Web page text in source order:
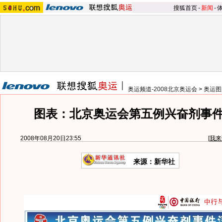
搜狐首页-新闻 -
奥运频道-2008北京奥运会 > 奥运
图表：北京奥运会第五例兴奋剂事
2008年08月20日23:55 [我
来源：新华社